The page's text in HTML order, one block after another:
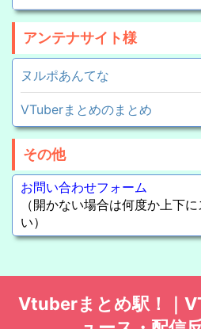
アンテナサイト様
ヌルポあんてな
VTuberまとめのまとめ
その他
お問い合わせフォーム
（開かない場合は何度か上下
い）
Vtuberまとめ駅！｜